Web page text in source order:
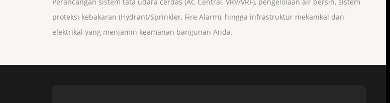
proteksi kebakaran (Hydrant/Sprinkler, Fire Alarm), hingga infrastruktur mekanikal dan
elektrikal yang menjamin keamanan bangunan Anda.